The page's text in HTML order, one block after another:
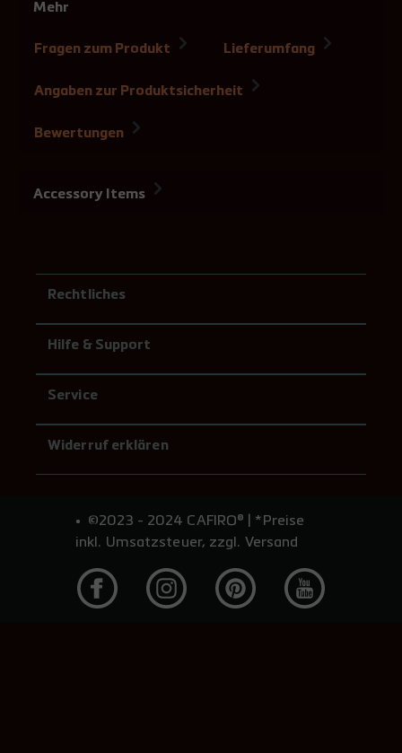
Mehr
Fragen zum Produkt Lieferumfang
Angaben zur Produktsicherheit
Bewertungen
Accessory Items
Rechtliches
Hilfe & Support
Service
Widerruf erklären
©2023 - 2024 CAFIRO® | *Preise
inkl. Umsatzsteuer, zzgl. Versand